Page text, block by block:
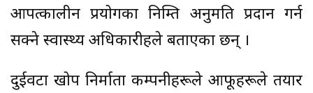
आपत्कालीन प्रयोगका निम्ति अनुमति प्रदान गर्न
सक्ने स्वास्थ्य अधिकारीहरुले बताएका छन् ।
दुईवटा खोप निर्माता कम्पनीहरूले आफूहरूले तयार